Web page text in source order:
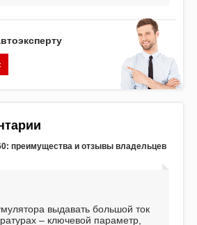
преимущества и отзывы владельцев
выдавать большой ток
– ключевой параметр,